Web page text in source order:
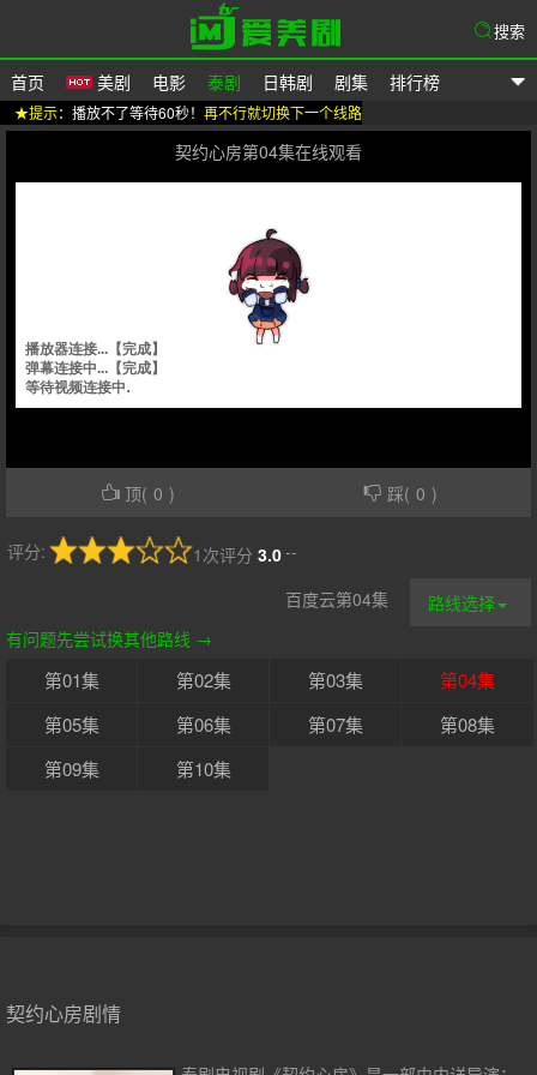
爱美剧
首页 美剧 电影 泰剧 日韩剧 剧集 排行榜
搜索
★提示：播放不了等待60秒！ 再不行就切换下一个线路
契约心房第04集在线观看
顶( 0 ) 踩( 0 )
评分: 3.0
1次评分 --
路线选择
百度云第04集
有问题先尝试换其他路线 →
第01集 第02集 第03集
第04集
第05集
第06集 第07集
第08集
第09集
第10集
契约心房剧情